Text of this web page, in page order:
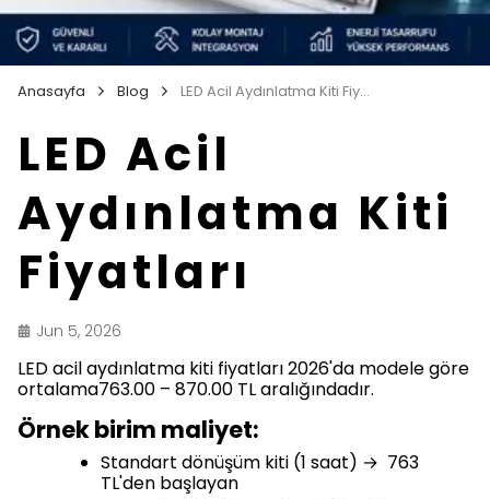
Anasayfa Blog LED Acil Aydınlatma Kiti Fiyatları
LED Acil
Aydınlatma Kiti
Fiyatları
Jun 5, 2026
LED acil aydınlatma kiti fiyatları 2026'da modele göre
ortalama763.00 – 870.00 TL aralığındadır.
Örnek birim maliyet:
Standart dönüşüm kiti (1 saat) → 763
TL'den başlayan